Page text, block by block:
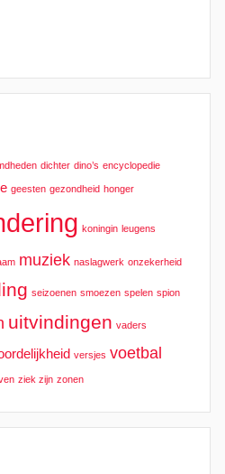
dichter dino’s encyclopedie
geesten gezondheid honger
koningin leugens
muziek naslagwerk onzekerheid
seizoenen smoezen spelen spion
uitvindingen vaders
versjes voetbal
ziek zijn zonen